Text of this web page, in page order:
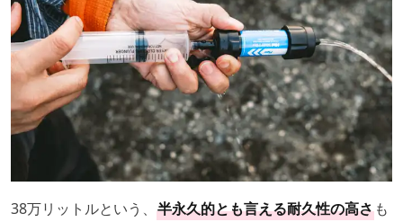
38万リットルという、 半永久的とも言える耐久性の高さも